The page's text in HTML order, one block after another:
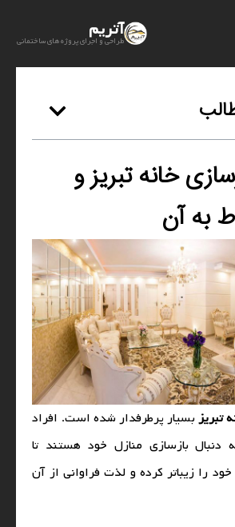
آتریم
طراحی و اجرای پروژه های ساختمانی
خانه تبریز و
به آن
تبریزبسیار پرطرفدار شده است. افراد
بازسازی منازل خود هستند تا
را زیباتر کرده و لذت فراوانی از آن